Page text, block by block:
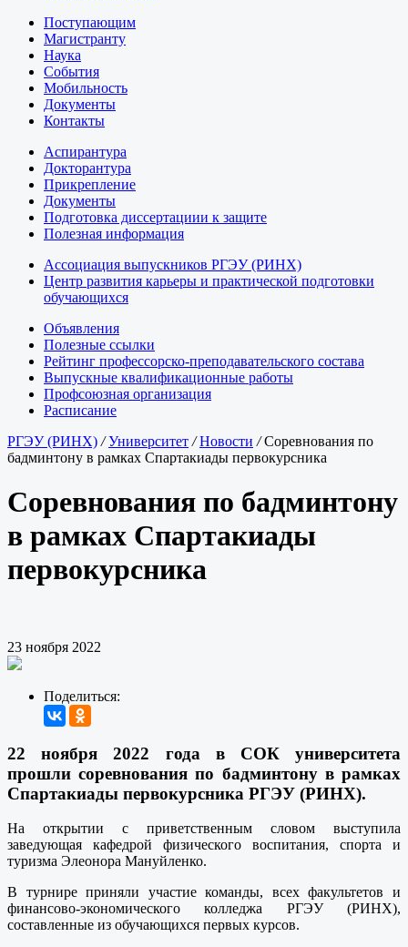
Поступающим
Магистранту
Наука
События
Мобильность
Документы
Контакты
Аспирантура
Докторантура
Прикрепление
Документы
Подготовка диссертациии к защите
Полезная информация
Ассоциация выпускников РГЭУ (РИНХ)
Центр развития карьеры и практической подготовки
обучающихся
Объявления
Полезные ссылки
Рейтинг профессорско-преподавательского состава
Выпускные квалификационные работы
Профсоюзная организация
Расписание
РГЭУ (РИНХ) /Университет /Новости /Соревнования по
бадминтону в рамках Спартакиады первокурсника
Соревнования по бадминтону
в рамках Спартакиады
первокурсника
23 ноября 2022
Поделиться:
22 ноября 2022 года в СОК университета
прошли соревнования по бадминтону в рамках
Спартакиады первокурсника РГЭУ (РИНХ).
На открытии с приветственным словом выступила
заведующая кафедрой физического воспитания, спорта и
туризма Элеонора Мануйленко.
В турнире приняли участие команды, всех факультетов и
финансово-экономического колледжа РГЭУ (РИНХ),
составленные из обучающихся первых курсов.